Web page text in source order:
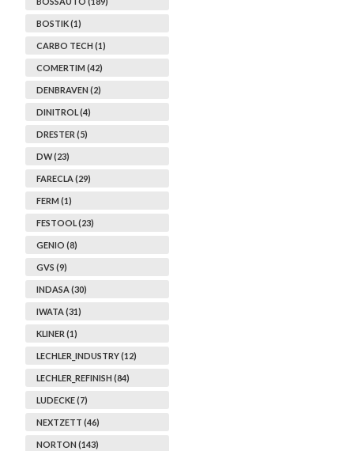
BOSTIK (1)
CARBO TECH (1)
COMERTIM (42)
DENBRAVEN (2)
DINITROL (4)
DRESTER (5)
DW (23)
FARECLA (29)
FERM (1)
FESTOOL (23)
GENIO (8)
GVS (9)
INDASA (30)
IWATA (31)
KLINER (1)
LECHLER_INDUSTRY (12)
LECHLER_REFINISH (84)
LUDECKE (7)
NEXTZETT (46)
NORTON (143)